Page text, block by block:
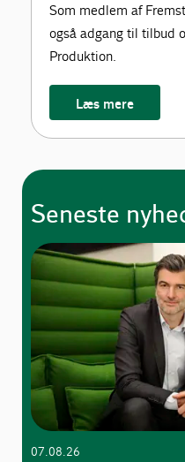
Som medlem af
også adgang til tilbud
Produktion.
Læs mere
Seneste
07.08.26